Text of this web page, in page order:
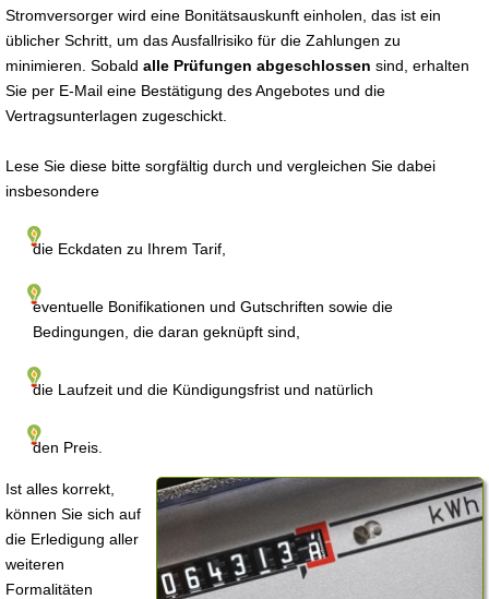
Stromversorger wird eine Bonitätsauskunft einholen, das ist ein
üblicher Schritt, um das Ausfallrisiko für die Zahlungen zu
minimieren. Sobald alle Prüfungen abgeschlossen sind, erhalten
Sie per E-Mail eine Bestätigung des Angebotes und die
Vertragsunterlagen zugeschickt.
Lese Sie diese bitte sorgfältig durch und vergleichen Sie dabei
insbesondere
die Eckdaten zu Ihrem Tarif,
eventuelle Bonifikationen und Gutschriften sowie die
Bedingungen, die daran geknüpft sind,
die Laufzeit und die Kündigungsfrist und natürlich
den Preis.
Ist alles korrekt,
können Sie sich auf
die Erledigung aller
weiteren
Formalitäten